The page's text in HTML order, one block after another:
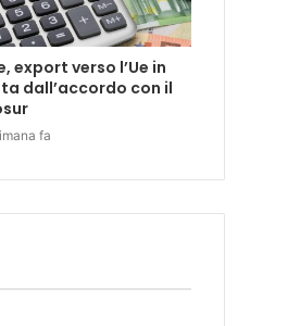
export verso l’Ue in
dall’accordo con il
fa